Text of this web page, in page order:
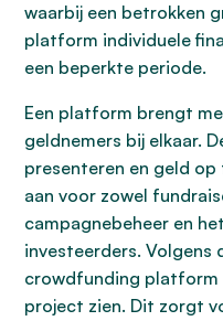
waarbij een betrokken
platform individuele
een beperkte periode.
Een platform brengt
geldnemers bij elkaar.
presenteren en geld
aan voor zowel
campagnebeheer en
investeerders. Volgens
crowdfunding platform
project zien. Dit zorgt